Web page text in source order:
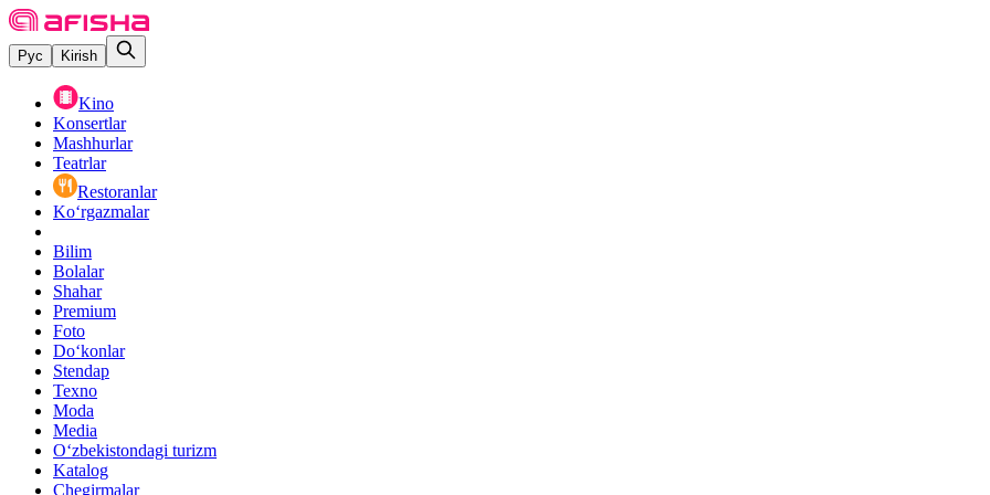
Рус Kirish
Kino
Konsertlar
Mashhurlar
Teatrlar
Restoranlar
Ko‘rgazmalar
Bilim
Bolalar
Shahar
Premium
Foto
Do‘konlar
Stendap
Texno
Moda
Media
O‘zbekistondagi turizm
Katalog
Chegirmalar